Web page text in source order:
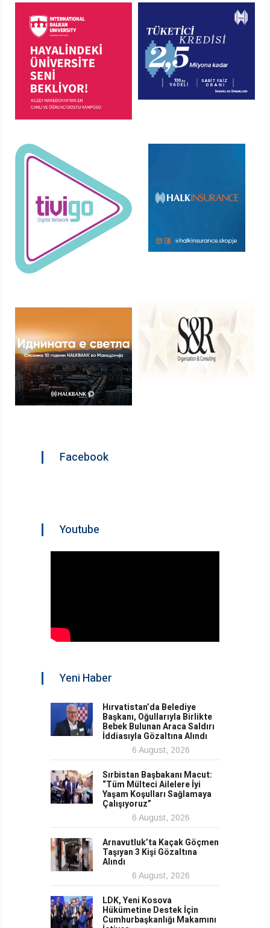
Facebook
Youtube
Yeni Haber
Hırvatistan’da Belediye
Başkanı, Oğullarıyla Birlikte
Bebek Bulunan Araca Saldırı
İddiasıyla Gözaltına Alındı
6 August, 2026
Sırbistan Başbakanı Macut:
“Tüm Mülteci Ailelere İyi
Yaşam Koşulları Sağlamaya
Çalışıyoruz”
6 August, 2026
Arnavutluk’ta Kaçak Göçmen
Taşıyan 3 Kişi Gözaltına
Alındı
6 August, 2026
LDK, Yeni Kosova
Hükümetine Destek İçin
Cumhurbaşkanlığı Makamını